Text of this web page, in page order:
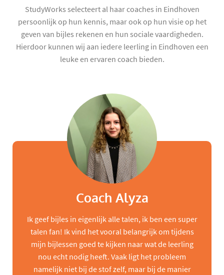
StudyWorks selecteert al haar coaches in Eindhoven
persoonlijk op hun kennis, maar ook op hun visie op het
geven van bijles rekenen en hun sociale vaardigheden.
Hierdoor kunnen wij aan iedere leerling in Eindhoven een
leuke en ervaren coach bieden.
Coach Alyza
Ik geef bijles in eigenlijk alle talen, ik ben een super
talen fan! Ik vind het vooral belangrijk om tijdens
mijn bijlessen goed te kijken naar wat de leerling
nou echt nodig heeft. Vaak ligt het probleem
namelijk niet bij de stof zelf, maar bij de manier